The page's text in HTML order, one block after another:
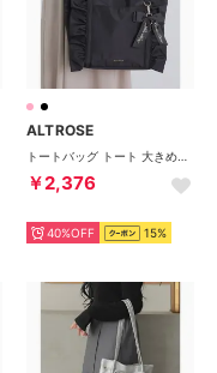
ALTROSE
￥2,376
40%OFF 15%